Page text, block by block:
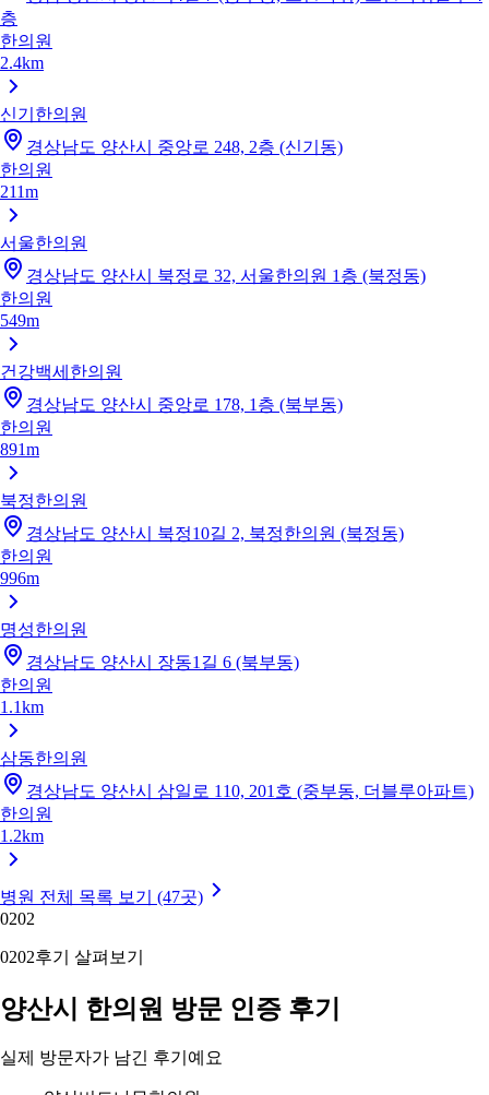
층
한의원
2.4km
신기한의원
경상남도 양산시 중앙로 248, 2층 (신기동)
한의원
211m
서울한의원
경상남도 양산시 북정로 32, 서울한의원 1층 (북정동)
한의원
549m
건강백세한의원
경상남도 양산시 중앙로 178, 1층 (북부동)
한의원
891m
북정한의원
경상남도 양산시 북정10길 2, 북정한의원 (북정동)
한의원
996m
명성한의원
경상남도 양산시 장동1길 6 (북부동)
한의원
1.1km
삼동한의원
경상남도 양산시 삼일로 110, 201호 (중부동, 더블루아파트)
한의원
1.2km
병원 전체 목록 보기 (47곳)
0202
0202후기 살펴보기
양산시 한의원 방문 인증 후기
실제 방문자가 남긴 후기예요